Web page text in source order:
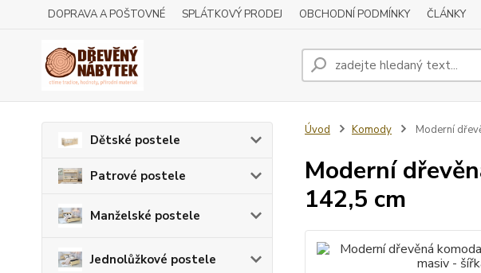
DOPRAVA A POŠTOVNÉ SPLÁTKOVÝ PRODEJ OBCHODNÍ PODMÍNKY ČLÁNKY
Dětské postele
Patrové postele
Manželské postele
Jednolůžkové postele
Úvod Komody Moderní
Moderní
142,5 cm